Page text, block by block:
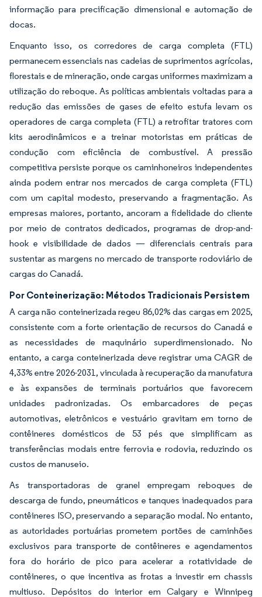
informação para precificação dimensional e automação de
docas.
Enquanto isso, os corredores de carga completa (FTL)
permanecem essenciais nas cadeias de suprimentos agrícolas,
florestais e de mineração, onde cargas uniformes maximizam a
utilização do reboque. As políticas ambientais voltadas para a
redução das emissões de gases de efeito estufa levam os
operadores de carga completa (FTL) a retrofitar tratores com
kits aerodinâmicos e a treinar motoristas em práticas de
condução com eficiência de combustível. A pressão
competitiva persiste porque os caminhoneiros independentes
ainda podem entrar nos mercados de carga completa (FTL)
com um capital modesto, preservando a fragmentação. As
empresas maiores, portanto, ancoram a fidelidade do cliente
por meio de contratos dedicados, programas de drop-and-
hook e visibilidade de dados — diferenciais centrais para
sustentar as margens no mercado de transporte rodoviário de
cargas do Canadá.
Por Conteinerização: Métodos Tradicionais Persistem
A carga não conteinerizada regeu 86,02% das cargas em 2025,
consistente com a forte orientação de recursos do Canadá e
as necessidades de maquinário superdimensionado. No
entanto, a carga conteinerizada deve registrar uma CAGR de
4,33% entre 2026-2031, vinculada à recuperação da manufatura
e às expansões de terminais portuários que favorecem
unidades padronizadas. Os embarcadores de peças
automotivas, eletrônicos e vestuário gravitam em torno de
contêineres domésticos de 53 pés que simplificam as
transferências modais entre ferrovia e rodovia, reduzindo os
custos de manuseio.
As transportadoras de granel empregam reboques de
descarga de fundo, pneumáticos e tanques inadequados para
contêineres ISO, preservando a separação modal. No entanto,
as autoridades portuárias prometem portões de caminhões
exclusivos para transporte de contêineres e agendamentos
fora do horário de pico para acelerar a rotatividade de
contêineres, o que incentiva as frotas a investir em chassis
multiuso. Depósitos do interior em Calgary e Winnipeg